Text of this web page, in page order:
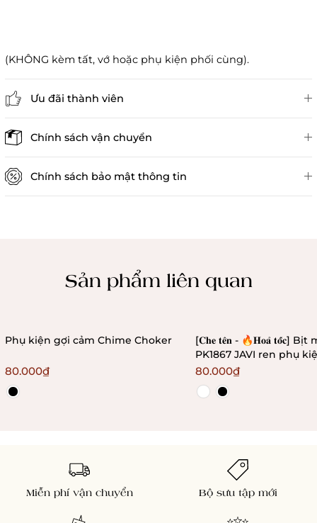
(KHÔNG kèm tất, vớ hoặc phụ kiện phối cùng).
Ưu đãi thành viên
Chính sách vận chuyển
Chính sách bảo mật thông tin
Sản phẩm liên quan
Phụ kiện gợi cảm Chime Choker
80.000₫
[𝐂𝐡𝐞 𝐭𝐞̂𝐧 - 🔥𝐇𝐨𝐚̉ 𝐭𝐨̂́𝐜] Bịt
PK1867 JAVI ren phụ
gợi cảm quyến rũ
80.000₫
Miễn phí vận chuyển Bộ sưu tập mới